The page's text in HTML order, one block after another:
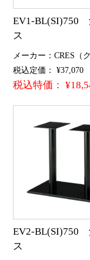
EV1-BL(SI)750
ス
メーカー：CRES（
税込定価： ¥37,070
税込特価：
EV2-BL(SI)750
ス